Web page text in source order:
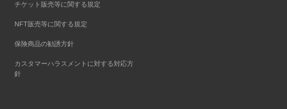
チケット販売等に関する規定
NFT販売等に関する規定
保険商品の勧誘方針
カスタマーハラスメントに対する対応方
針